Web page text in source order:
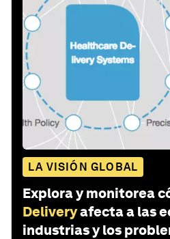
LA VISIÓN GLOBAL
Explora y monitorea
Deliveryafecta a las
industrias y los